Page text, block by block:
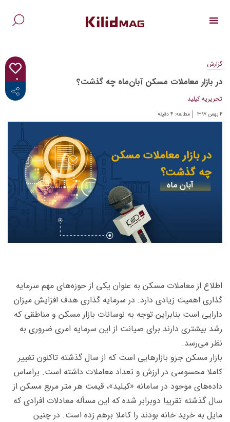
۰
<i class="fab fa-facebook-f"></i>
گزارش
در بازار معاملات مسکن آبان‌ماه چه گذشت؟
تحریریه کیلید
۴ بهمن ۱۳۹۷ مطالعه: ۴ دقیقه
اطلاع از معاملات مسکن به عنوان یکی از حوزه‌های مهم سرمایه
گذاری اهمیت زیادی دارد. در سرمایه گذاری هدف افزایش میزان
دارایی است بنابراین توجه به نوسانات بازار مسکن و مناطقی که
رشد بیشتری دارند برای صیانت از این سرمایه امری ضروری به
نظر می‌رسد.
بازار مسکن جزو بازارهایی است که از سال گذشته تاکنون تغییر
کاملا محسوسی در ارزش و تعداد معاملات داشته است. براساس
داده‌های موجود در سامانه «کیلید»، قیمت هر متر مربع مسکن از
سال گذشته تقریبا دوبرابر شده که این مسأله معادلات افرادی که
مایل به خرید خانه بودند را کاملا برهم زده است. در چنین